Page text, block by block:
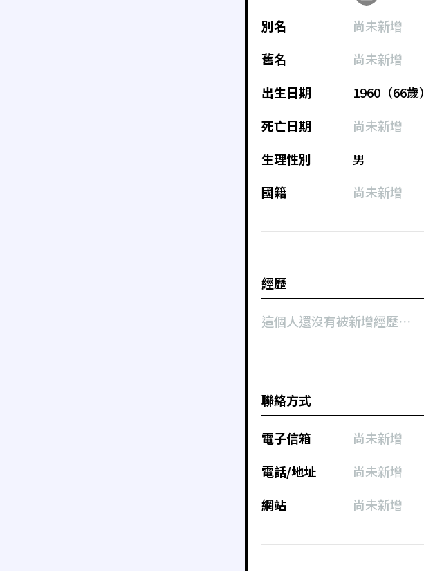
別名
尚未新增
舊名
尚未新增
出生日期
1960（66歲）
死亡日期
尚未新增
生理性別
男
國籍
尚未新增
經歷
這個人還沒有被新增經歷⋯
聯絡方式
電子信箱
尚未新增
電話/地址
尚未新增
網站
尚未新增